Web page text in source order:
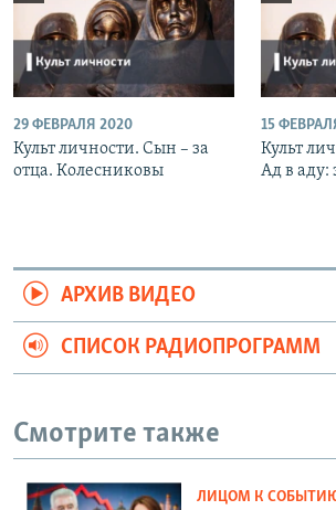
29 ФЕВРАЛЯ 2020
Культ личности. Сын – за
отца. Колесниковы
15
Культ
Ад в аду:
АРХИВ ВИДЕО
СПИСОК РАДИОПРОГРАММ
Смотрите также
ЛИЦОМ К